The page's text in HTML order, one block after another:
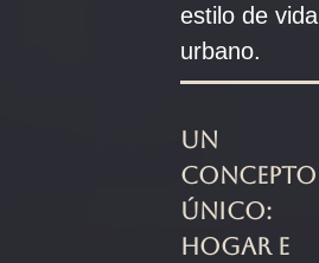
estilo de vida
urbano.
Un
concepto
único:
hogar e